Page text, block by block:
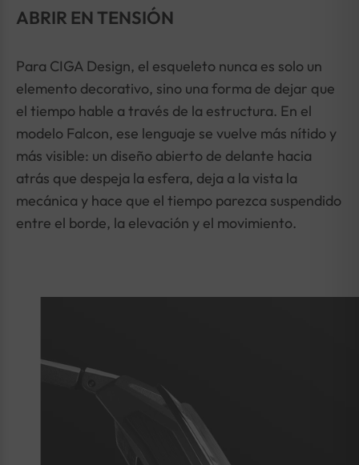
ABRIR EN TENSIÓN
Para CIGA Design, el esqueleto nunca es solo un
elemento decorativo, sino una forma de dejar que
el tiempo hable a través de la estructura. En el
modelo Falcon, ese lenguaje se vuelve más nítido y
más visible: un diseño abierto de delante hacia
atrás que despeja la esfera, deja a la vista la
mecánica y hace que el tiempo parezca suspendido
entre el borde, la elevación y el movimiento.